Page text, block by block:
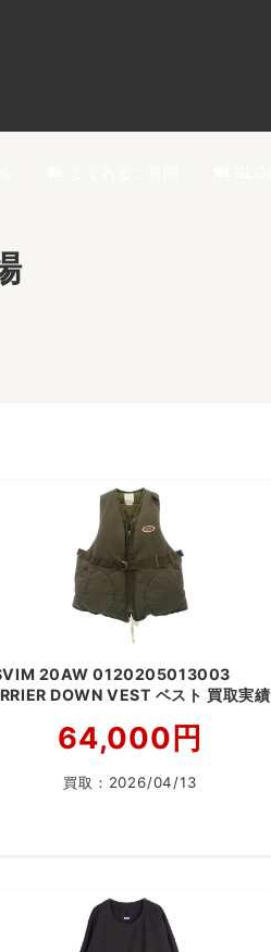
20AW 0120205013003
DOWN VEST ベスト 買取実績
64,000円
買取： 2026/04/13